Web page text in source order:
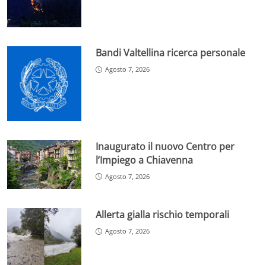
Bandi Valtellina ricerca personale
Agosto 7, 2026
Inaugurato il nuovo Centro per
l’Impiego a Chiavenna
Agosto 7, 2026
Allerta gialla rischio temporali
Agosto 7, 2026